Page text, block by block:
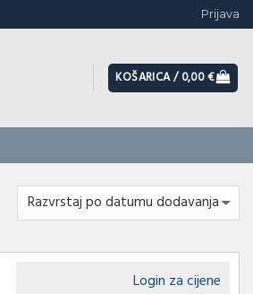
Prijava
KOŠARICA /0,00€
Login za cijene